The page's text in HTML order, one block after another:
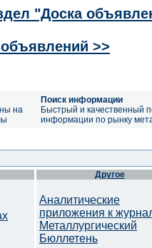
"Доска
>>
на
Поиск информации
Быстрый и качественный
информации по рынку
Другое
Аналитические
приложения к
Металлургический
Бюллетень